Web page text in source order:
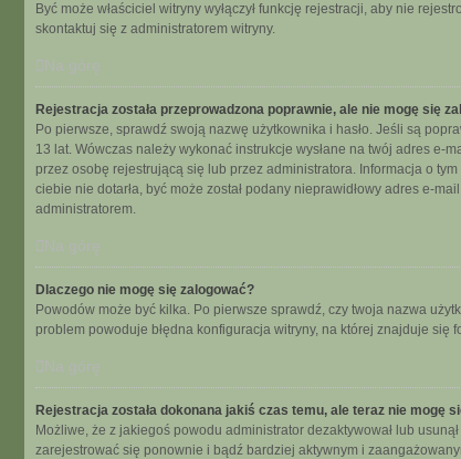
Być może właściciel witryny wyłączył funkcję rejestracji, aby nie
skontaktuj się z administratorem witryny.
Na górę
Rejestracja została przeprowadzona poprawnie, ale nie mogę się
Po pierwsze, sprawdź swoją nazwę użytkownika i hasło. Jeśli są
13 lat. Wówczas należy wykonać instrukcje wysłane na twój adres e-
przez osobę rejestrującą się lub przez administratora. Informacja o
ciebie nie dotarła, być może został podany nieprawidłowy adres e-
administratorem.
Na górę
Dlaczego nie mogę się zalogować?
Powodów może być kilka. Po pierwsze sprawdź, czy twoja nazwa
problem powoduje błędna konfiguracja witryny, na której znajduje
Na górę
Rejestracja została dokonana jakiś czas temu, ale teraz nie mogę
Możliwe, że z jakiegoś powodu administrator dezaktywował lub
zarejestrować się ponownie i bądź bardziej aktywnym i